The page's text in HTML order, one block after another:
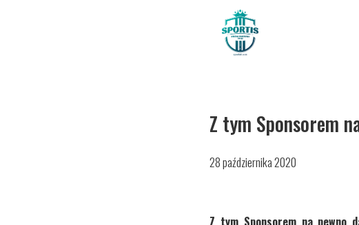
28 października 2020
Z tym Sponsorem
Z tym Sponsorem na pewno